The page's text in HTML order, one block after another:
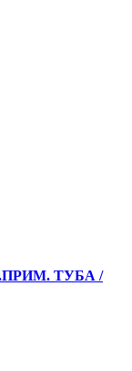
ТУБА /